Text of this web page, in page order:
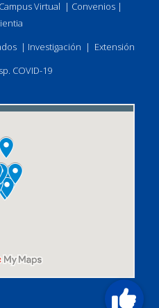
Campus Virtual | Convenios|
| Investigación | Extensión
COVID-19